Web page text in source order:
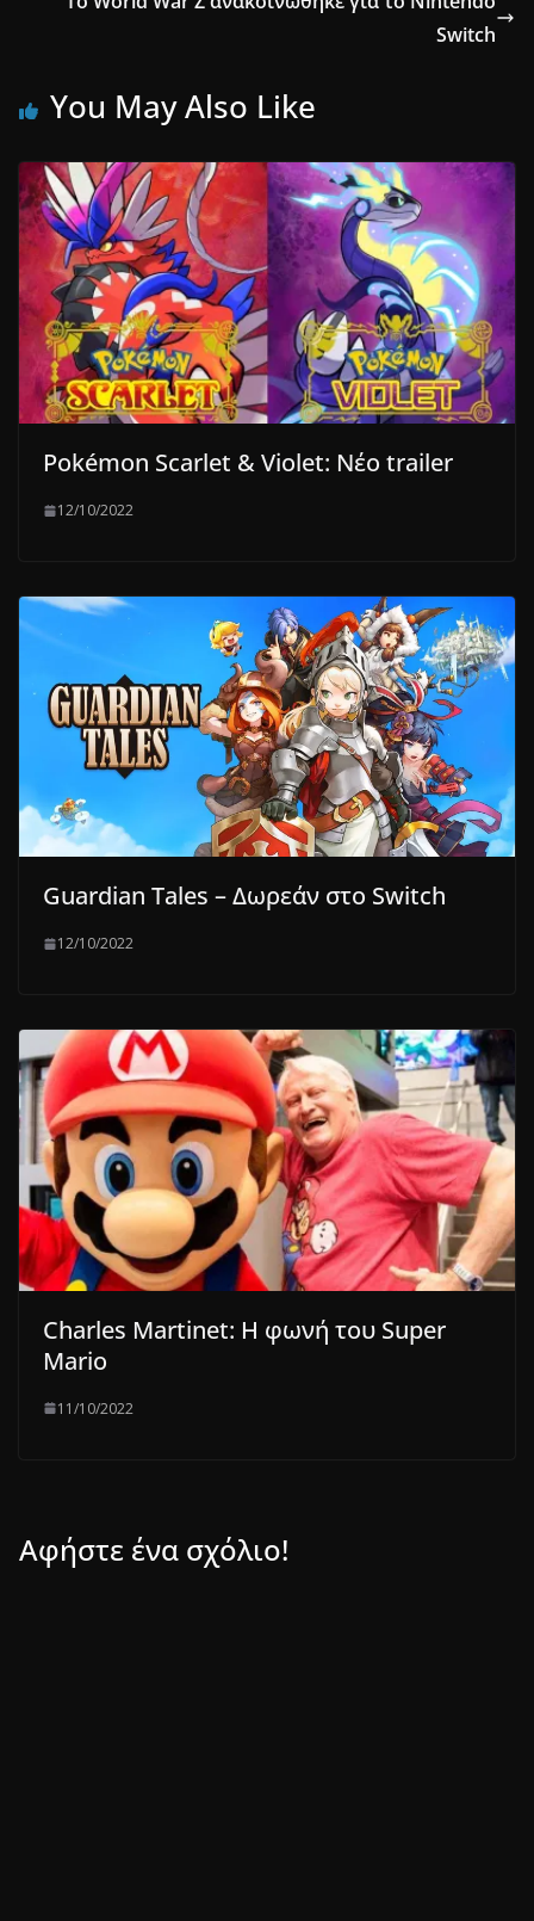
Switch
You May Also Like
Pokémon Scarlet & Violet: Nέο trailer
12/10/2022
Guardian Tales – Δωρεάν στο Switch
12/10/2022
Charles Martinet: H φωνή του Super
Mario
11/10/2022
Αφήστε ένα σχόλιο!